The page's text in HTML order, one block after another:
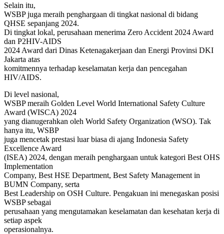
Selain itu,
WSBP juga meraih penghargaan di tingkat nasional di bidang
QHSE sepanjang 2024.
Di tingkat lokal, perusahaan menerima Zero Accident 2024 Award
dan P2HIV-AIDS
2024 Award dari Dinas Ketenagakerjaan dan Energi Provinsi DKI
Jakarta atas
komitmennya terhadap keselamatan kerja dan pencegahan
HIV/AIDS.
Di level nasional,
WSBP meraih Golden Level World International Safety Culture
Award (WISCA) 2024
yang dianugerahkan oleh World Safety Organization (WSO). Tak
hanya itu, WSBP
juga mencetak prestasi luar biasa di ajang Indonesia Safety
Excellence Award
(ISEA) 2024, dengan meraih penghargaan untuk kategori Best OHS
Implementation
Company, Best HSE Department, Best Safety Management in
BUMN Company, serta
Best Leadership on OSH Culture. Pengakuan ini menegaskan posisi
WSBP sebagai
perusahaan yang mengutamakan keselamatan dan kesehatan kerja di
setiap aspek
operasionalnya.